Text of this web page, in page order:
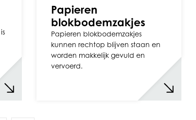
Papieren
blokbodemzakjes
Papieren blokbodemzakjes
kunnen rechtop blijven staan en
worden makkelijk gevuld en
vervoerd.